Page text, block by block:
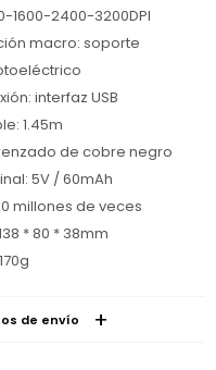
1600-2400-3200DPI
macro: soporte
interfaz USB
1.45m
de cobre negro
5V / 60mAh
millones de veces
* 80 * 38mm
de envío